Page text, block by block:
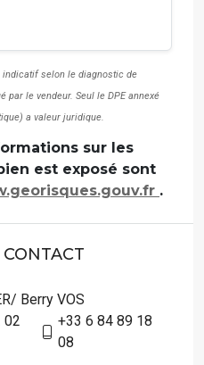
selon le diagnostic de
par le vendeur. Seul le DPE annexé
a valeur juridique.
sur les
est exposé sont
.
Berry VOS
02
+33 6 84 89 18
08